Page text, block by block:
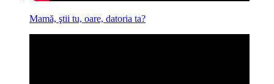
Mamă, ştii tu, oare, datoria ta?